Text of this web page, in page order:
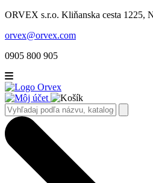
ORVEX s.r.o. Kliňanska cesta 1225,
orvex@orvex.com
0905 800 905